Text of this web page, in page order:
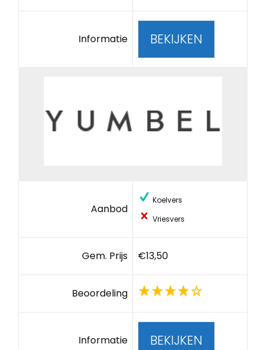
Informatie BEKIJKEN
Aanbod
Koelvers
Vriesvers
Gem. Prijs €13,50
Beoordeling
Informatie BEKIJKEN